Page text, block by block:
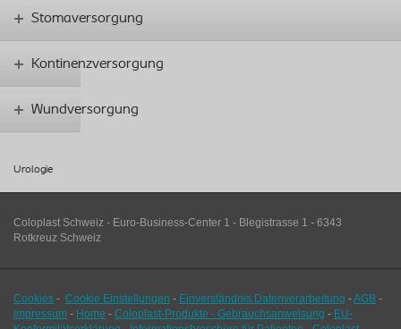
Stomaversorgung
Kontinenzversorgung
Wundversorgung
Urologie
Coloplast Schweiz - Euro-Business-Center 1 - Blegistrasse 1 - 6343
Rotkreuz Schweiz
Cookies - Cookie Einstellungen - Einverständnis Datenverarbeitung -AGB -
Impressum - Home - Coloplast-Produkte - Gebrauchsanweisung - EU-